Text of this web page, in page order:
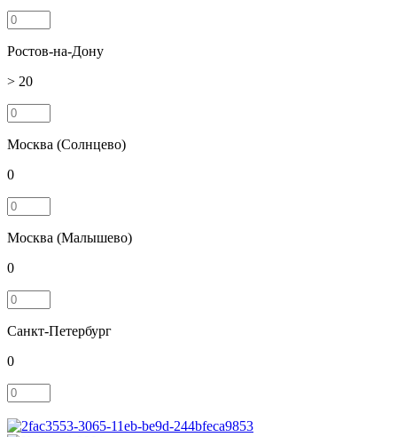
Ростов-на-Дону
> 20
Москва (Солнцево)
0
Москва (Малышево)
0
Санкт-Петербург
0